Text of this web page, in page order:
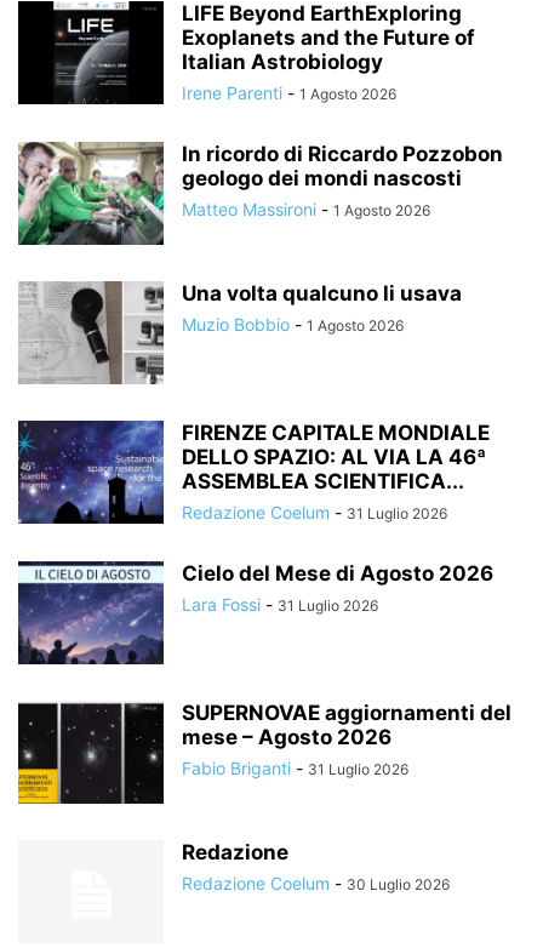
LIFE Beyond EarthExploring
Exoplanets and the Future of
Italian Astrobiology
Irene Parenti - 1 Agosto 2026
In ricordo di Riccardo Pozzobon
geologo dei mondi nascosti
Matteo Massironi - 1 Agosto 2026
Una volta qualcuno li usava
Muzio Bobbio - 1 Agosto 2026
FIRENZE CAPITALE MONDIALE
DELLO SPAZIO: AL VIA LA 46ª
ASSEMBLEA SCIENTIFICA...
Redazione Coelum - 31 Luglio 2026
Cielo del Mese di Agosto 2026
Lara Fossi - 31 Luglio 2026
SUPERNOVAE aggiornamenti del
mese – Agosto 2026
Fabio Briganti - 31 Luglio 2026
Redazione
Redazione Coelum - 30 Luglio 2026